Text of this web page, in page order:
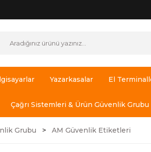
Yazarkasalar El
Çağrı Sistemleri & Ürün Güvenlik Grubu
Grubu AM Güvenlik Etiketleri